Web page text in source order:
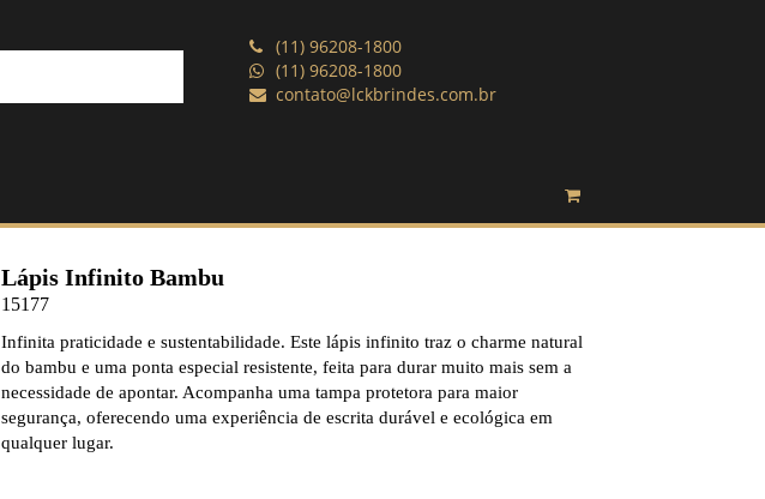
(11) 96208-1800
(11) 96208-1800
contato@lckbrindes.com.br
Lápis Infinito Bambu
15177
Infinita praticidade e sustentabilidade. Este lápis infinito traz o charme natural
do bambu e uma ponta especial resistente, feita para durar muito mais sem a
necessidade de apontar. Acompanha uma tampa protetora para maior
segurança, oferecendo uma experiência de escrita durável e ecológica em
qualquer lugar.